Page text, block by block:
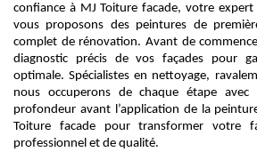
confiance à MJ Toiture facade, votre
vous proposons des peintures de
complet de rénovation. Avant de
diagnostic précis de vos façades pour
optimale. Spécialistes en nettoyage,
nous occuperons de chaque étape
profondeur avant l’application de la
Toiture facade pour transformer votre
professionnel et de qualité.